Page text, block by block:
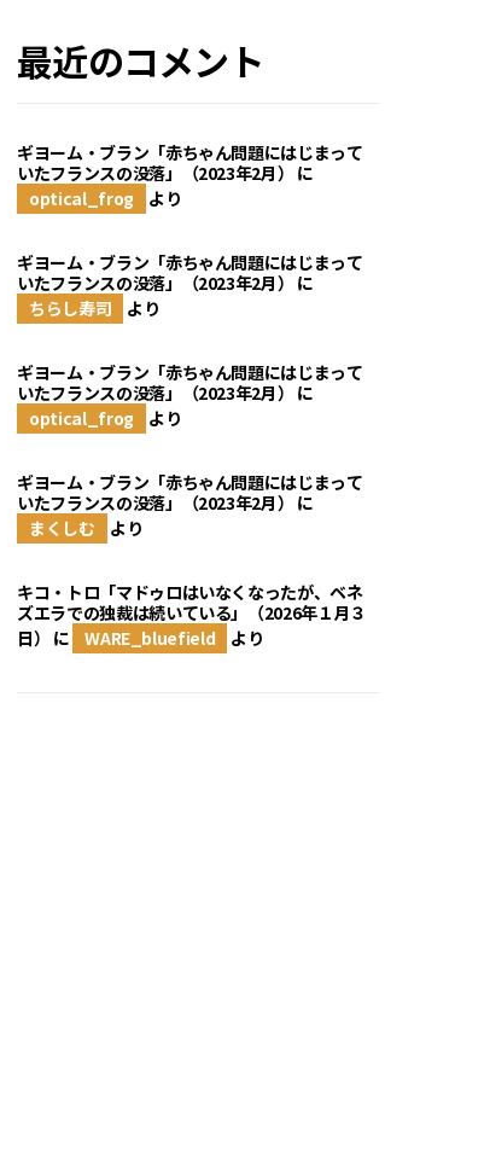
最近のコメント
ギヨーム・ブラン「赤ちゃん問題にはじまって
いたフランスの没落」（2023年2月） に
optical_frog
より
ギヨーム・ブラン「赤ちゃん問題にはじまって
いたフランスの没落」（2023年2月） に
ちらし寿司
より
ギヨーム・ブラン「赤ちゃん問題にはじまって
いたフランスの没落」（2023年2月） に
optical_frog
より
ギヨーム・ブラン「赤ちゃん問題にはじまって
いたフランスの没落」（2023年2月） に
まくしむ
より
キコ・トロ「マドゥロはいなくなったが、ベネ
ズエラでの独裁は続いている」（2026年１月３
日） に WARE_bluefield より